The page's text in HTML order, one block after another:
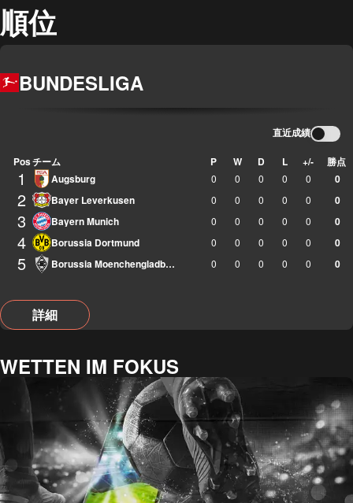
順位
BUNDESLIGA
直近成績
Posチーム P W D L +/- 勝点
1 Augsburg 0 0 0 0 0 0
2 Bayer Leverkusen 0 0 0 0 0 0
3 Bayern Munich 0 0 0 0 0 0
4 Borussia Dortmund 0 0 0 0 0 0
5 Borussia Moenchengladbach 0 0 0 0 0 0
詳細
WETTEN IM FOKUS